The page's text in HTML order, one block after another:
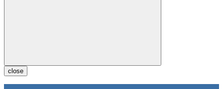
close